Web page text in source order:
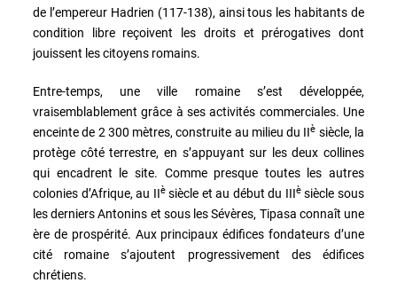
de l’empereur Hadrien (117-138), ainsi tous les habitants de
condition libre reçoivent les droits et prérogatives dont
jouissent les citoyens romains.
Entre-temps, une ville romaine s’est développée,
vraisemblablement grâce à ses activités commerciales. Une
enceinte de 2 300 mètres, construite au milieu du IIè siècle, la
protège côté terrestre, en s’appuyant sur les deux collines
qui encadrent le site. Comme presque toutes les autres
colonies d’Afrique, au IIèsiècle et au début du IIIèsiècle sous
les derniers Antonins et sous les Sévères, Tipasa connaît une
ère de prospérité. Aux principaux édifices fondateurs d’une
cité romaine s’ajoutent progressivement des édifices
chrétiens.